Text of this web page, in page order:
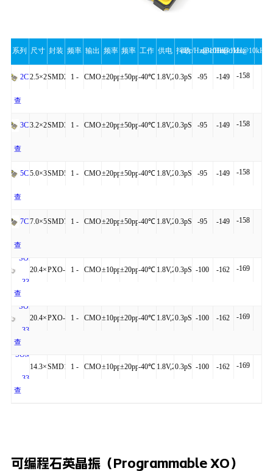
系列 尺寸 封装 频率
范围
输出 频率
公差
频率
稳定
工作
温度
供电
电压
抖动
dBc/Hz@10Hz
dBc/Hz@1kHz
dBc/Hz@10kHz
操
2CN2.5×2.0×0.81
SMD2520-
1 - CMOS±20ppm±50ppm-40℃
+85℃
1.8V,2.5V,3.3V
0.3pS -95 -149 -158
查
看
详
细
3CN3.2×2.5×0.95
SMD3225-
1 - CMOS±20ppm±50ppm-40℃
+85℃
1.8V,2.5V,3.3V
0.3pS -95 -149 -158
查
看
详
细
5CN5.0×3.2×1.20
SMD5032-
1 - CMOS±20ppm±50ppm-40℃
+85℃
1.8V,2.5V,3.3V
0.3pS -95 -149 -158
查
看
详
细
7CN7.0×5.0×1.30
SMD7050-
1 - CMOS±20ppm±50ppm-40℃
+85℃
1.8V,2.5V,3.3V
0.3pS -95 -149 -158
查
看
详
细
SOB-
330
20.4×12.8×5.3
PXO- 1 - CMOS±10ppm±20ppm-40℃
+85℃
1.8V,2.5V,3.3V
0.3pS -100 -162 -169
查
看
详
SOB-
331
20.4×12.8×5.3
PXO- 1 - CMOS±10ppm±20ppm-40℃
+85℃
1.8V,2.5V,3.3V
0.3pS -100 -162 -169
查
详
SOMC-
330
14.3×9.14×4.9
SMD1409
1 - CMOS±10ppm±20ppm-40℃ 1.8V,2.5V,3.3V
0.3pS -100 -162 -169
查
细
可编程石英晶振（Programmable XO）